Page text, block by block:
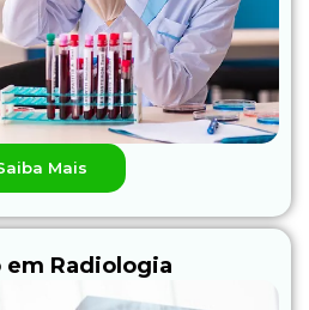
Mais
em Radiologia